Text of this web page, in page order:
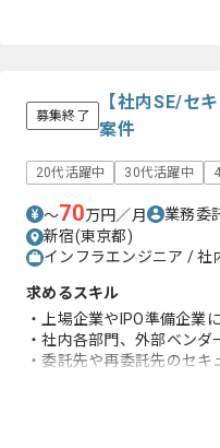
募集終了
【社内SE/セ
案件
20代活躍中 30代活躍中
〜70万円／月 業務委
新宿(東京都)
インフラエンジニア / 社
求めるスキル
・上場企業やIPO準備企業
・社内各部門、外部ベン
・委託先や再委託先のセ